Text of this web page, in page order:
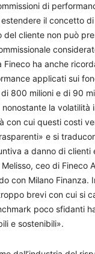
di
il concetto
del cliente non può
ha anche
applicati sui
800 milioni e di 90
la volatilità
con cui questi costi
e si
a danno di clienti
ceo di Fineco
con Milano Finanza.
brevi con cui si
poco sfidanti
e sostenibili».